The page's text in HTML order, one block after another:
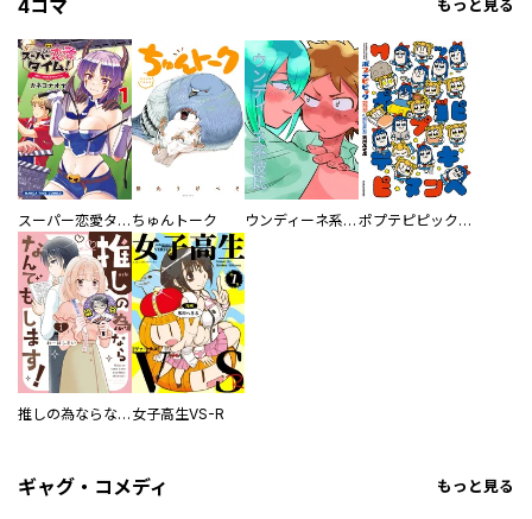
4コマ もっと見る
スーパー恋愛タイム！～現場でドＳな彼女は自宅でデレる～ ちゅんトーク ウンディーネ系彼氏 ポプテピピック SEASON EIGHT
推しの為ならなんでもします！ 女子高生VS-R
ギャグ・コメディ もっと見る